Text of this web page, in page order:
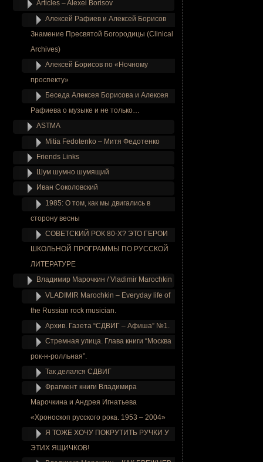
Articles – Alexei Borisov
Алексей Рафиев и Алексей Борисов
Знамение Пресвятой Богородицы (Clinical
Archives)
Алексей Борисов по «Ночному
проспекту»
Беседа Алексея Борисова и Алексея
Рафиева о музыке и не только…
ASTMA
Mitia Fedotenko – Митя Федотенко
Friends Links
Шум шумно шумящий
Иван Соколовский
1985: О том, как мы двигались в
сторону весны
СОВЕТСКИЙ РОК 80-Х? ЭТО ГЕРОИ
ШКОЛЬНОЙ ПРОГРАММЫ ПО РУССКОЙ
ЛИТЕРАТУРЕ
Владимир Марочкин / Vladimir Marochkin
VLADIMIR Marochkin – Everyday life of
the Russian rock musician.
Архив. Газета “СДВИГ – Афиша” №1.
Стремная улица. Глава книги “Москва
рок-н-ролльная”.
Так делался СДВИГ
Фрагмент книги Владимира
Марочкина и Андрея Игнатьева
«Хроноскоп русского рока. 1953 – 2004»
Я ТОЖЕ ХОЧУ ПОКРУТИТЬ РУЧКИ У
ЭТИХ ЯЩИЧКОВ!